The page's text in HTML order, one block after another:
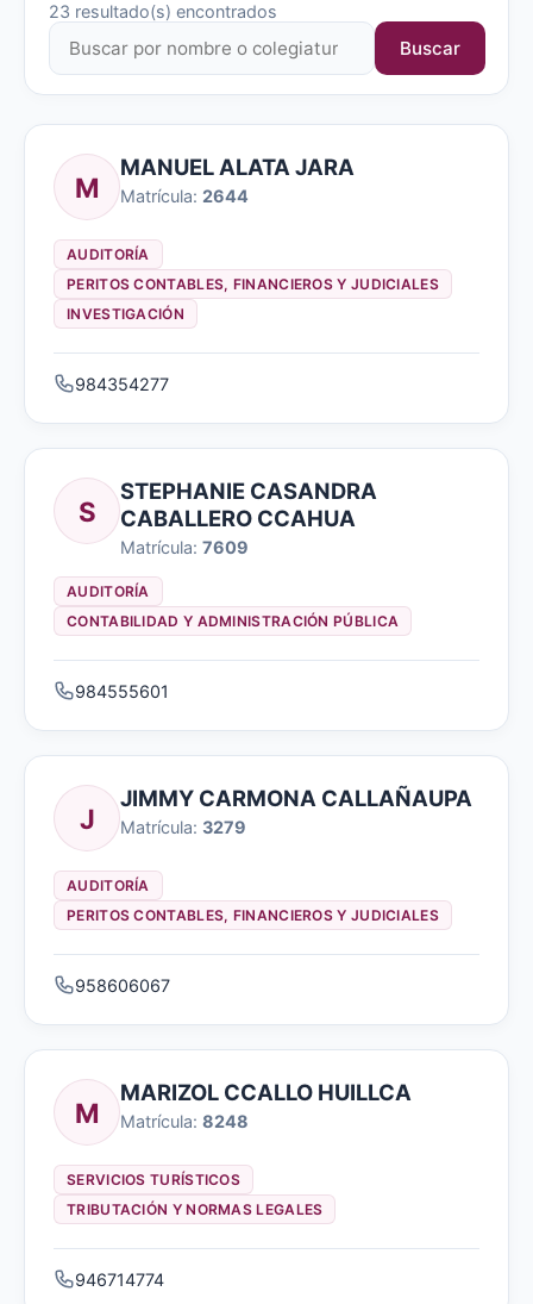
23 resultado(s) encontrados
Buscar
M
MANUEL ALATA JARA
Matrícula: 2644
AUDITORÍA
PERITOS CONTABLES, FINANCIEROS Y JUDICIALES
INVESTIGACIÓN
984354277
S
STEPHANIE CASANDRA
CABALLERO CCAHUA
Matrícula: 7609
AUDITORÍA
CONTABILIDAD Y ADMINISTRACIÓN PÚBLICA
984555601
J
JIMMY CARMONA CALLAÑAUPA
Matrícula: 3279
AUDITORÍA
PERITOS CONTABLES, FINANCIEROS Y JUDICIALES
958606067
M
MARIZOL CCALLO HUILLCA
Matrícula: 8248
SERVICIOS TURÍSTICOS
TRIBUTACIÓN Y NORMAS LEGALES
946714774